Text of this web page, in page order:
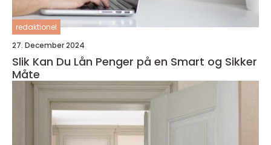
redaktionel
27. December 2024
Slik Kan Du Lån Penger på en Smart og Sikker
Måte